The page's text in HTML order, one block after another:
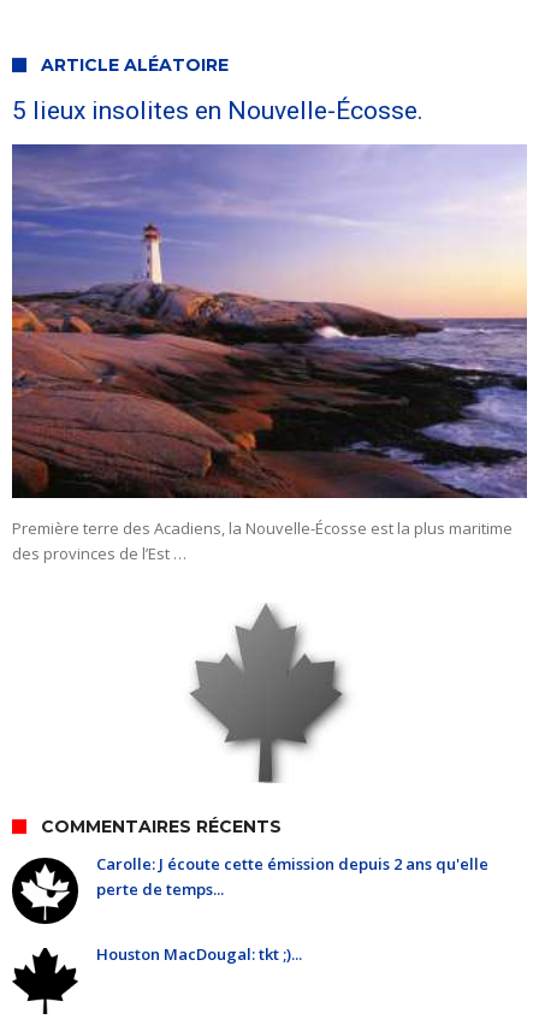
ARTICLE ALÉATOIRE
5 lieux insolites en Nouvelle-Écosse.
Première terre des Acadiens, la Nouvelle-Écosse est la plus maritime
des provinces de l’Est …
COMMENTAIRES RÉCENTS
Carolle: J écoute cette émission depuis 2 ans qu'elle
perte de temps...
Houston MacDougal: tkt ;)...